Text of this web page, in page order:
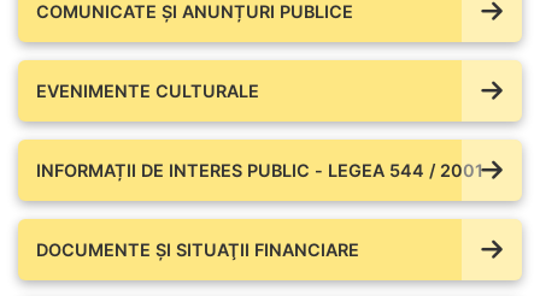
COMUNICATE ŞI ANUNȚURI PUBLICE
EVENIMENTE CULTURALE
INFORMAȚII DE INTERES PUBLIC - LEGEA 544 / 2001
DOCUMENTE ŞI SITUAŢII FINANCIARE